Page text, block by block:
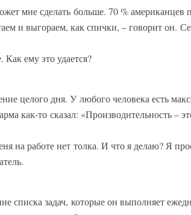
мне сделать больше. 70 % американцев
и выгораем, как спички, – говорит он.
Как ему это удается?
целого дня. У любого человека есть
как-то сказал: «Производительность –
на работе нет толка. И что я делаю? Я
списка задач, которые он выполняет